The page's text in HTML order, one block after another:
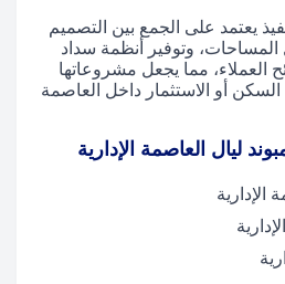
يعتمد على الجمع بين التصميم
وتوفير أنظمة سداد
مما يجعل مشروعاتها
السكن أو الاستثمار داخل العاصمة
ليال العاصمة الإدارية